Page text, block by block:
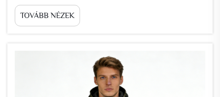
poliészter: az új sztenderd a nagy teljesítményű
puffertípusú kabátok anyagaiban Az újrahasznosított
PET (polietil-tereftalát) a fogyasztói
TOVÁBB NÉZEK